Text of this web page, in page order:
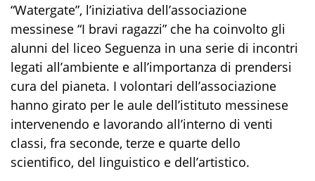
“Watergate”, l’iniziativa dell’associazione
messinese “I bravi ragazzi” che ha coinvolto gli
alunni del liceo Seguenza in una serie di incontri
legati all’ambiente e all’importanza di prendersi
cura del pianeta. I volontari dell’associazione
hanno girato per le aule dell’istituto messinese
intervenendo e lavorando all’interno di venti
classi, fra seconde, terze e quarte dello
scientifico, del linguistico e dell’artistico.